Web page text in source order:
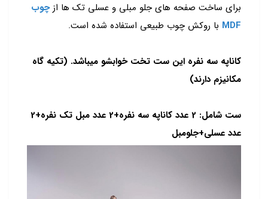
برای ساخت صفحه های جلو مبلی و عسلی تک ها ازچوب
MDF با روکش چوب طبیعی استفاده شده است.
کاناپه سه نفره این ست تخت خوابشو میباشد. (تکیه گاه
مکانیزم دارند)
ست شامل: 2 عدد کاناپه سه نفره+2 عدد مبل تک نفره+2
عدد عسلی+جلومبل